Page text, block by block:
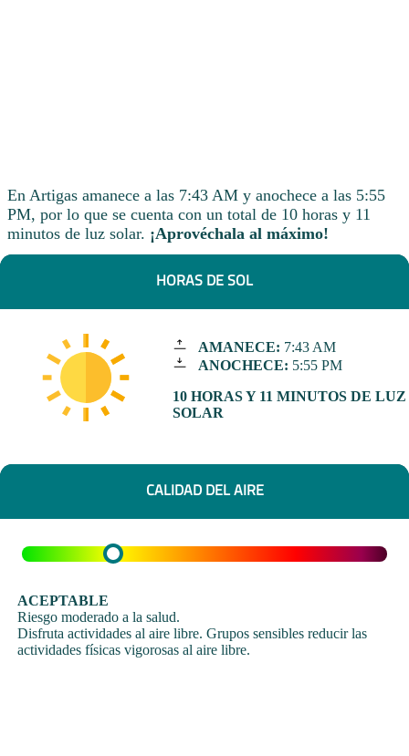
En Artigas amanece a las 7:43 AM y anochece a las 5:55
PM, por lo que se cuenta con un total de 10 horas y 11
minutos de luz solar. ¡Aprovéchala al máximo!
HORAS DE SOL
AMANECE: 7:43 AM
ANOCHECE: 5:55 PM
10 HORAS Y 11 MINUTOS DE LUZ
SOLAR
CALIDAD DEL AIRE
ACEPTABLE
Riesgo moderado a la salud.
Disfruta actividades al aire libre. Grupos sensibles reducir las
actividades físicas vigorosas al aire libre.